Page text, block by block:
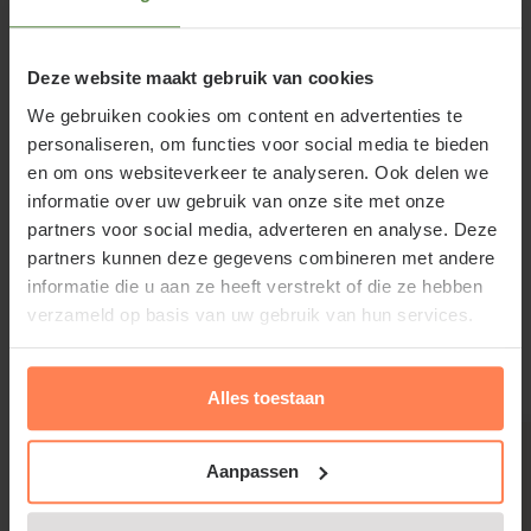
Deze website maakt gebruik van cookies
We gebruiken cookies om content en advertenties te
personaliseren, om functies voor social media te bieden
en om ons websiteverkeer te analyseren. Ook delen we
informatie over uw gebruik van onze site met onze
partners voor social media, adverteren en analyse. Deze
partners kunnen deze gegevens combineren met andere
informatie die u aan ze heeft verstrekt of die ze hebben
verzameld op basis van uw gebruik van hun services.
Alles toestaan
Aanpassen
De Cupressocyparis leylandii 'Castlewellan Gold'
tuinplant kan met de juiste verzorging ook
uitstekend in een pot worden geplant. Geef de plant
dan tijdig water en extra voeding om de groei en
kleur van het blad op peil te houden.
Cupressocyparis leylandii
'Castlewellan Gold' snoeien en
blijft de tuinplant zijn vorm behouden. U kunt deze
Lees meer
Gerelateerde producten